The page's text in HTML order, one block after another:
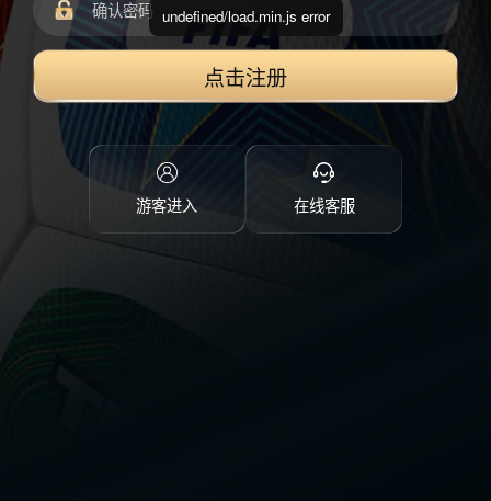
点击注册
游客进入 在线客服
undefined/load.min.js error